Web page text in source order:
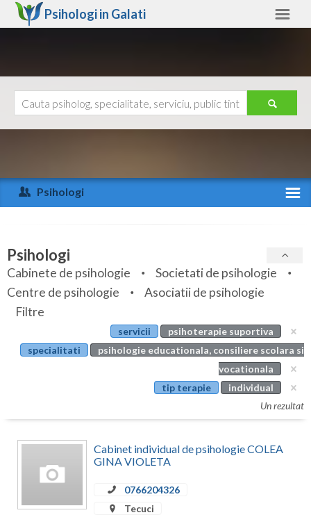
Psihologi in Galati
Arad
Arges
Bihor
Bistrita-Nasaud
Botosani
Braila
Caras-Severin
Ajutor
Psihologi
Specialitati
Servicii
Articole
Psihologi
Cabinete de psihologie
Societati de psihologie
Centre de psihologie
Asociatii de psihologie
Filtre
servicii
psihoterapie suportiva
specialitati
psihologie educationala, consiliere scolara si
vocationala
tip terapie
individual
Un rezultat
Cabinet individual de psihologie COLEA
GINA VIOLETA
0766204326
Tecuci